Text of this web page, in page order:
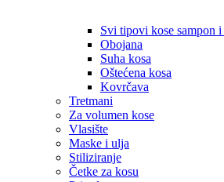
Svi tipovi kose sampon i
Obojana
Suha kosa
Oštećena kosa
Kovrčava
Tretmani
Za volumen kose
Vlasište
Maske i ulja
Stiliziranje
Četke za kosu